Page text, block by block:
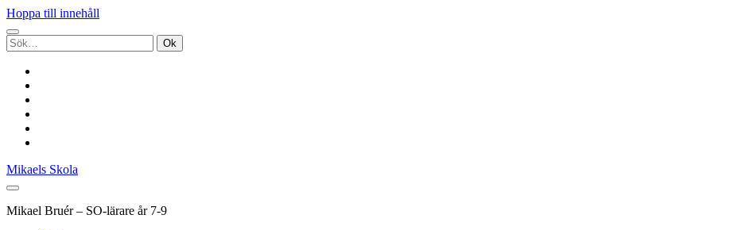
Hoppa till innehåll
Sök
efter:
Mikaels Skola
Mikael Bruér – SO-lärare år 7-9